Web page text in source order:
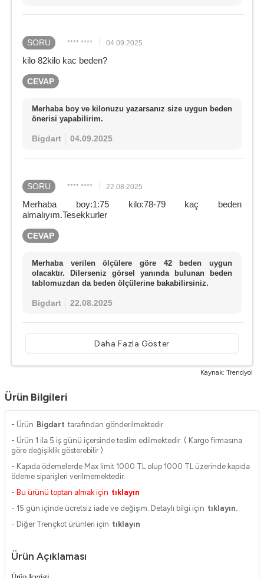
SORU **** **** 04.09.2025
kilo 82kilo kac beden?
CEVAP
Merhaba boy ve kilonuzu yazarsanız size uygun beden
önerisi yapabilirim.
Bigdart 04.09.2025
SORU **** **** 22.08.2025
Merhaba boy:1:75 kilo:78-79 kaç beden
almalıyım.Tesekkurler
CEVAP
Merhaba verilen ölçülere göre 42 beden uygun
olacaktır. Dilerseniz görsel yanında bulunan beden
tablomuzdan da beden ölçülerine bakabilirsiniz.
Bigdart 22.08.2025
Daha Fazla Göster
Kaynak: Trendyol
Ürün Bilgileri
- Ürün Bigdart tarafından gönderilmektedir.
- Ürün 1 ila 5 iş günü içersinde teslim edilmektedir. ( Kargo firmasına
göre değişiklik gösterebilir )
- Kapıda ödemelerde Max limit 1000 TL olup 1000 TL üzerinde kapıda
ödeme siparişleri verilmemektedir.
- Bu ürünü toptan almak için tıklayın
- 15 gün içinde ücretsiz iade ve değişim. Detaylı bilgi için tıklayın.
- Diğer Trençkot ürünleri için tıklayın
Ürün Açıklaması